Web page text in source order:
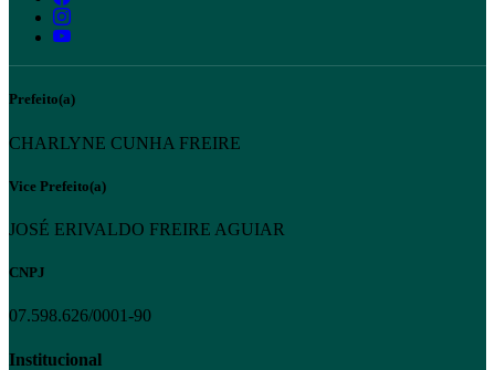
Prefeito(a)
CHARLYNE CUNHA FREIRE
Vice Prefeito(a)
JOSÉ ERIVALDO FREIRE AGUIAR
CNPJ
07.598.626/0001-90
Institucional